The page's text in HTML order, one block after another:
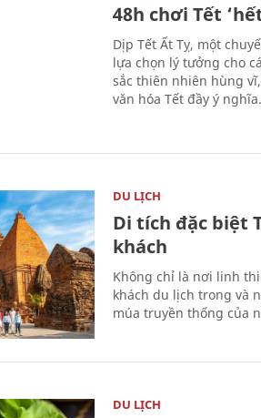
48h chơi Tết
Dịp Tết Ất Tỵ, một
lựa chọn lý tưởng cho
sắc thiên nhiên hùng
văn hóa Tết đầy ý nghĩa.
DU LỊCH
Di tích đặc biệt
khách
Không chỉ là nơi linh
khách du lịch trong và
múa truyền thống của
DU LỊCH